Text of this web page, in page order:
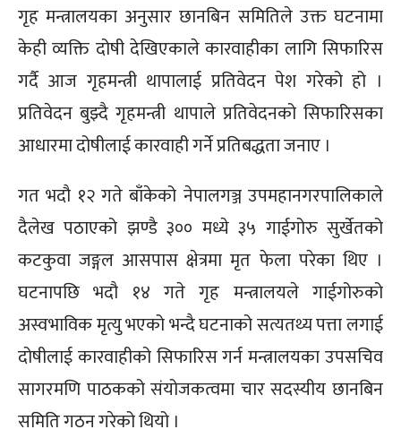
गृह मन्त्रालयका अनुसार छानबिन समितिले उक्त घटनामा
केही व्यक्ति दोषी देखिएकाले कारवाहीका लागि सिफारिस
गर्दै आज गृहमन्त्री थापालाई प्रतिवेदन पेश गरेको हो ।
प्रतिवेदन बुझ्दै गृहमन्त्री थापाले प्रतिवेदनको सिफारिसका
आधारमा दोषीलाई कारवाही गर्ने प्रतिबद्धता जनाए ।
गत भदौ १२ गते बाँकेको नेपालगञ्ज उपमहानगरपालिकाले
दैलेख पठाएको झण्डै ३०० मध्ये ३५ गाईगोरु सुर्खेतको
कटकुवा जङ्गल आसपास क्षेत्रमा मृत फेला परेका थिए ।
घटनापछि भदौ १४ गते गृह मन्त्रालयले गाईगोरुको
अस्वभाविक मृत्यु भएको भन्दै घटनाको सत्यतथ्य पत्ता लगाई
दोषीलाई कारवाहीको सिफारिस गर्न मन्त्रालयका उपसचिव
सागरमणि पाठकको संयोजकत्वमा चार सदस्यीय छानबिन
समिति गठन गरेको थियो ।